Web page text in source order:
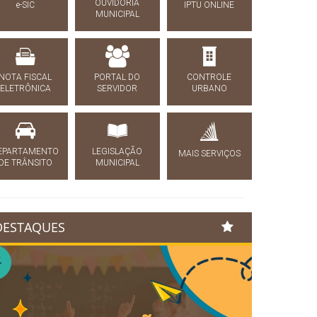
e-SIC
OUVIDORIA
MUNICIPAL
IPTU ONLINE
FISCAL
ELETRÔNICA
PORTAL DO
SERVIDOR
CONTROLE
URBANO
TRÂNSITO
LEGISLAÇÃO
MUNICIPAL
MAIS SERVIÇOS